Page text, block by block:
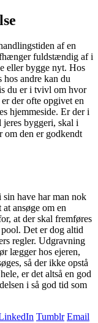
af en
fuldstændig af i
eller bygge nyt. Hos
hos andre kan du
du er i tvivl om hvor
der ofte opgivet en
hjemmeside. Er der i
byggeri, skal i
om den er godkendt
sin have har man nok
ansøge om en
at der skal fremføres
Det er dog altid
regler. Udgravning
lægger hos ejeren,
så der ikke opstå
er det altså en god
i så god tid som
Tumblr Email